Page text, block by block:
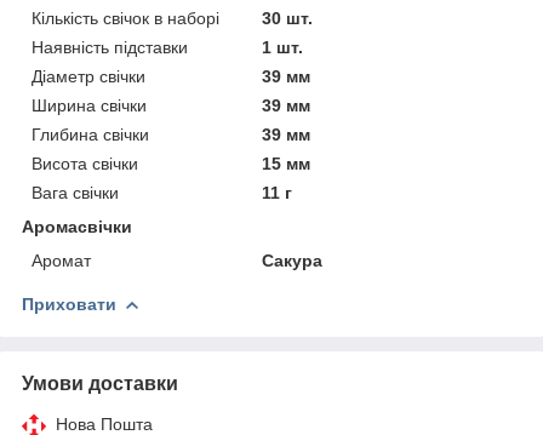
Кількість свічок в наборі
30 шт.
Наявність підставки
1 шт.
Діаметр свічки
39 мм
Ширина свічки
39 мм
Глибина свічки
39 мм
Висота свічки
15 мм
Вага свічки
11 г
Аромасвічки
Аромат
Сакура
Приховати
Умови доставки
Нова Пошта